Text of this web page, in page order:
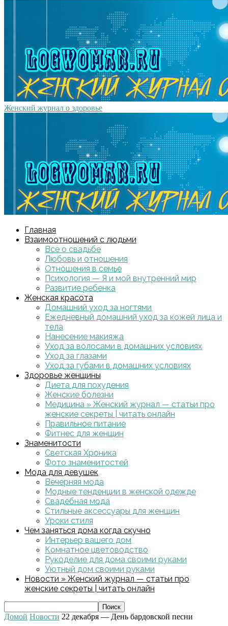
Женский журнал о здоровье
Главная
Взаимоотношений с людьми
Все о свадьбе
Любовь и отношения
Отношения в семье
Психология — Я и мой внутренний мир
Развитие ребенка
Женская красота
Домашний уход за ногтями
Ежедневный домашний уход за кожей лица и
тела
Нанесение макияжа
Уход за волосами в домашних условиях
Уход за глазами
Уход за губами в домашних условиях
Здоровье женщины
Диета для похудения
Женские болезни
Медицина » Женский журнал — статьи про
женские секреты | читать онлайн
Правильное питание
Фитнес для женщин
Знаменитости
Светская Хроника
Фото знаменитостей
Мода для девушек
Вечерняя мода
Модные тенденции в женской одежде
Свадебная мода
Стильные аксессуары для женщин
Уроки стиля
Чем заняться дома когда скучно
Интерьер вашего дом
Комнатное цветоводство
Рукоделие для дома своими руками
Уютный дом своими руками
Новости » Женский журнал — статьи про
женские секреты | читать онлайн
Домой Новости 22 декабря — День бардовской песни